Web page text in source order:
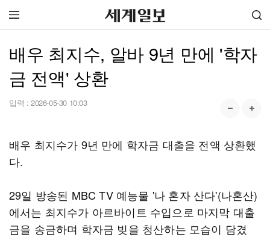
배우 최지수, 알바 9년 만에 '학자
금 전액' 상환
입력 : 2026-05-30 10:03
배우 최지수가 9년 만에 학자금 대출을 전액 상환했
다.
29일 방송된 MBC TV 예능물 '나 혼자 산다'(나혼산)
에서는 최지수가 아르바이트 수입으로 마지막 대출
금을 송금하며 학자금 빚을 청산하는 모습이 담겼